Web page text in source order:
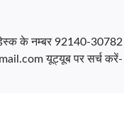
के नम्बर 92140-30782
यूट्यूब पर सर्च करें-